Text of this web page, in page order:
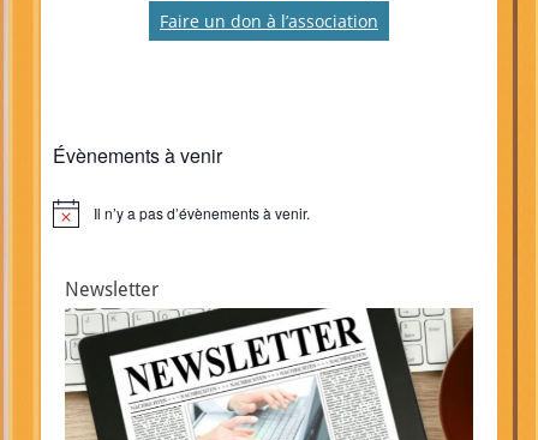
Faire un don à l’association
Évènements à venir
Notice Il n’y a pas d’évènements à venir.
Newsletter